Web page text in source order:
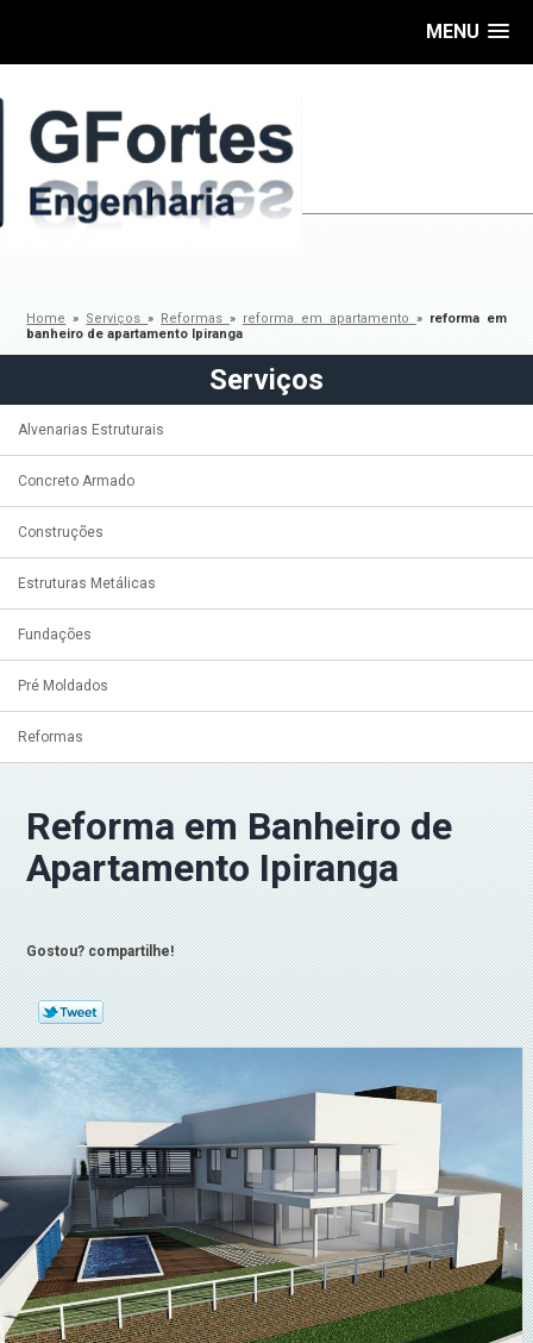
MENU
Home » Serviços» Reformas» reforma em apartamento » reforma em
banheiro de apartamento Ipiranga
Serviços
Alvenarias Estruturais
Concreto Armado
Construções
Estruturas Metálicas
Fundações
Pré Moldados
Reformas
Reforma em Banheiro de
Apartamento Ipiranga
Gostou? compartilhe!